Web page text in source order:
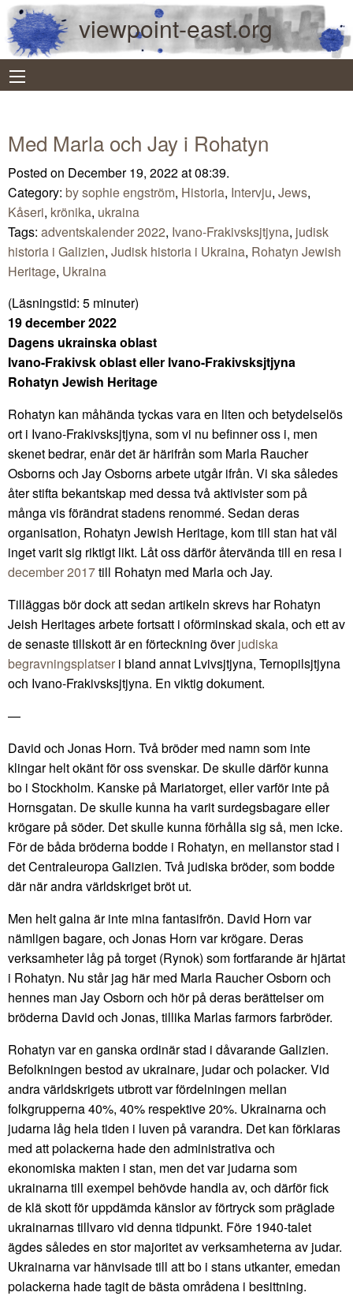
viewpoint-east.org
Med Marla och Jay i Rohatyn
Posted on December 19, 2022 at 08:39.
Category: by sophie engström, Historia, Intervju, Jews,
Kåseri, krönika, ukraina
Tags: adventskalender 2022, Ivano-Frakivsksjtjyna, judisk
historia i Galizien, Judisk historia i Ukraina, Rohatyn Jewish
Heritage, Ukraina
(Läsningstid: 5 minuter)
19 december 2022
Dagens ukrainska oblast
Ivano-Frakivsk oblast eller Ivano-Frakivsksjtjyna
Rohatyn Jewish Heritage
Rohatyn kan måhända tyckas vara en liten och betydelselös
ort i Ivano-Frakivsksjtjyna, som vi nu befinner oss i, men
skenet bedrar, enär det är härifrån som Marla Raucher
Osborns och Jay Osborns arbete utgår ifrån. Vi ska således
åter stifta bekantskap med dessa två aktivister som på
många vis förändrat stadens renommé. Sedan deras
organisation, Rohatyn Jewish Heritage, kom till stan hat väl
inget varit sig riktigt likt. Låt oss därför återvända till en resa i
december 2017till Rohatyn med Marla och Jay.
Tilläggas bör dock att sedan artikeln skrevs har Rohatyn
Jeish Heritages arbete fortsatt i oförminskad skala, och ett av
de senaste tillskott är en förteckning överjudiska
begravningsplatser i bland annat Lvivsjtjyna, Ternopilsjtjyna
och Ivano-Frakivsksjtjyna. En viktig dokument.
—
David och Jonas Horn. Två bröder med namn som inte
klingar helt okänt för oss svenskar. De skulle därför kunna
bo i Stockholm. Kanske på Mariatorget, eller varför inte på
Hornsgatan. De skulle kunna ha varit surdegsbagare eller
krögare på söder. Det skulle kunna förhålla sig så, men icke.
För de båda bröderna bodde i Rohatyn, en mellanstor stad i
det Centraleuropa Galizien. Två judiska bröder, som bodde
där när andra världskriget bröt ut.
Men helt galna är inte mina fantasifrön. David Horn var
nämligen bagare, och Jonas Horn var krögare. Deras
verksamheter låg på torget (Rynok) som fortfarande är hjärtat
i Rohatyn. Nu står jag här med Marla Raucher Osborn och
hennes man Jay Osborn och hör på deras berättelser om
bröderna David och Jonas, tillika Marlas farmors farbröder.
Rohatyn var en ganska ordinär stad i dåvarande Galizien.
Befolkningen bestod av ukrainare, judar och polacker. Vid
andra världskrigets utbrott var fördelningen mellan
folkgrupperna 40%, 40% respektive 20%. Ukrainarna och
judarna låg hela tiden i luven på varandra. Det kan förklaras
med att polackerna hade den administrativa och
ekonomiska makten i stan, men det var judarna som
ukrainarna till exempel behövde handla av, och därför fick
de klä skott för uppdämda känslor av förtryck som präglade
ukrainarnas tillvaro vid denna tidpunkt. Före 1940-talet
ägdes således en stor majoritet av verksamheterna av judar.
Ukrainarna var hänvisade till att bo i stans utkanter, emedan
polackerna hade tagit de bästa områdena i besittning.